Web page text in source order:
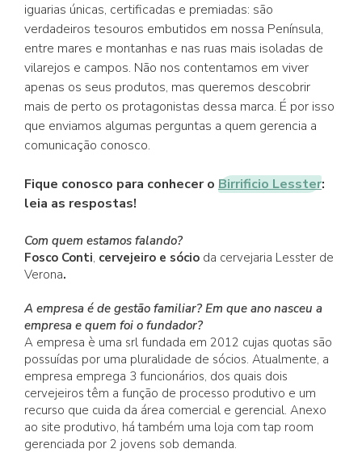
iguarias únicas, certificadas e premiadas: são
verdadeiros tesouros embutidos em nossa Península,
entre mares e montanhas e nas ruas mais isoladas de
vilarejos e campos. Não nos contentamos em viver
apenas os seus produtos, mas queremos descobrir
mais de perto os protagonistas dessa marca. É por isso
que enviamos algumas perguntas a quem gerencia a
comunicação conosco.
Fique conosco para conhecer o Birrificio Lesster:
leia as respostas!
Com quem estamos falando?
Fosco Conti, cervejeiro e sócio da cervejaria Lesster de
Verona.
A empresa é de gestão familiar? Em que ano nasceu a
empresa e quem foi o fundador?
A empresa è uma srl fundada em 2012 cujas quotas são
possuídas por uma pluralidade de sócios. Atualmente, a
empresa emprega 3 funcionários, dos quais dois
cervejeiros têm a função de processo produtivo e um
recurso que cuida da área comercial e gerencial. Anexo
ao site produtivo, há também uma loja com tap room
gerenciada por 2 jovens sob demanda.